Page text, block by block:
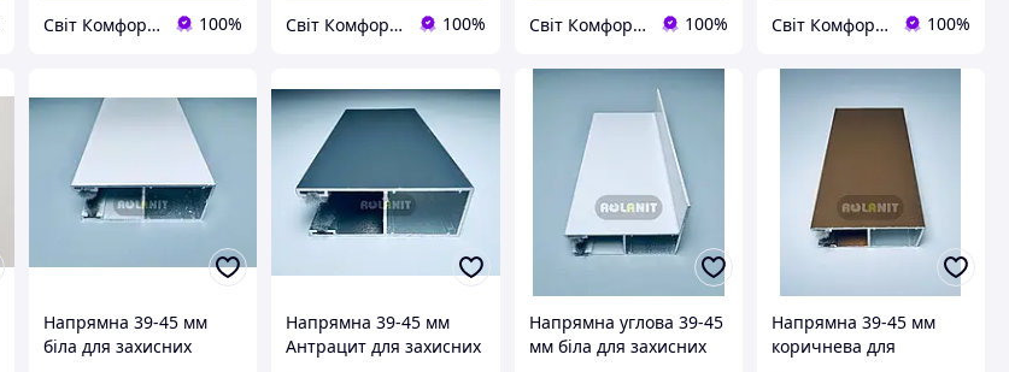
Світ Комфорту - Ворота, ролети, автоматика для воріт, жалюзі 100% Світ Комфорту - Ворота, ролети, автоматика для воріт, жалюзі 100% Світ Комфорту - Ворота, ролети, автоматика для воріт, жалюзі 100% Світ Комфорту - Ворота, ролети, автоматика для воріт, жалюзі 100%
Напрямна 39-45 мм
біла для захисних
Напрямна 39-45 мм
Антрацит для захисних
Напрямна углова 39-45
мм біла для захисних
Напрямна 39-45 мм
коричнева для